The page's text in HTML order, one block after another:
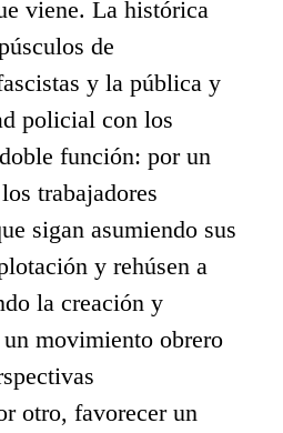
viene. La histórica
de
y la pública y
policial con los
función: por un
trabajadores
sigan asumiendo sus
y rehúsen a
la creación y
movimiento obrero
otro, favorecer un